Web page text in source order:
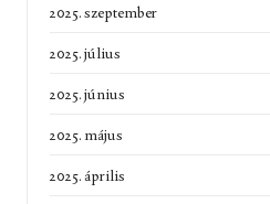
2025. szeptember
2025. július
2025. június
2025. május
2025. április